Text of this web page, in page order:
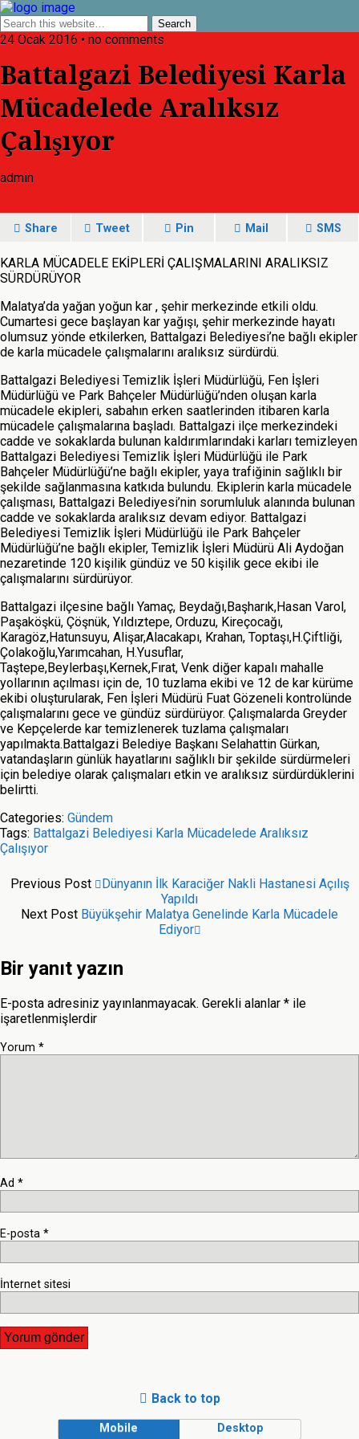
24 Ocak 2016 • no comments
Battalgazi Belediyesi Karla
Mücadelede Aralıksız
Çalışıyor
admin
Share Tweet Pin Mail SMS
KARLA MÜCADELE EKİPLERİ ÇALIŞMALARINI ARALIKSIZ
SÜRDÜRÜYOR
Malatya’da yağan yoğun kar , şehir merkezinde etkili oldu.
Cumartesi gece başlayan kar yağışı, şehir merkezinde hayatı
olumsuz yönde etkilerken, Battalgazi Belediyesi’ne bağlı ekipler
de karla mücadele çalışmalarını aralıksız sürdürdü.
Battalgazi Belediyesi Temizlik İşleri Müdürlüğü, Fen İşleri
Müdürlüğü ve Park Bahçeler Müdürlüğü’nden oluşan karla
mücadele ekipleri, sabahın erken saatlerinden itibaren karla
mücadele çalışmalarına başladı. Battalgazi ilçe merkezindeki
cadde ve sokaklarda bulunan kaldırımlarındaki karları temizleyen
Battalgazi Belediyesi Temizlik İşleri Müdürlüğü ile Park
Bahçeler Müdürlüğü’ne bağlı ekipler, yaya trafiğinin sağlıklı bir
şekilde sağlanmasına katkıda bulundu. Ekiplerin karla mücadele
çalışması, Battalgazi Belediyesi’nin sorumluluk alanında bulunan
cadde ve sokaklarda aralıksız devam ediyor. Battalgazi
Belediyesi Temizlik İşleri Müdürlüğü ile Park Bahçeler
Müdürlüğü’ne bağlı ekipler, Temizlik İşleri Müdürü Ali Aydoğan
nezaretinde 120 kişilik gündüz ve 50 kişilik gece ekibi ile
çalışmalarını sürdürüyor.
Battalgazi ilçesine bağlı Yamaç, Beydağı,Başharık,Hasan Varol,
Paşaköşkü, Çöşnük, Yıldıztepe, Orduzu, Kireçocağı,
Karagöz,Hatunsuyu, Alişar,Alacakapı, Krahan, Toptaşı,H.Çiftliği,
Çolakoğlu,Yarımcahan, H.Yusuflar,
Taştepe,Beylerbaşı,Kernek,Fırat, Venk diğer kapalı mahalle
yollarının açılması için de, 10 tuzlama ekibi ve 12 de kar kürüme
ekibi oluşturularak, Fen İşleri Müdürü Fuat Gözeneli kontrolünde
çalışmalarını gece ve gündüz sürdürüyor. Çalışmalarda Greyder
ve Kepçelerde kar temizlenerek tuzlama çalışmaları
yapılmakta.Battalgazi Belediye Başkanı Selahattin Gürkan,
vatandaşların günlük hayatlarını sağlıklı bir şekilde sürdürmeleri
için belediye olarak çalışmaları etkin ve aralıksız sürdürdüklerini
belirtti.
Categories: Gündem
Tags: Battalgazi Belediyesi Karla Mücadelede Aralıksız
Çalışıyor
Previous Post
Dünyanın İlk Karaciğer Nakli Hastanesi Açılış
Yapıldı
Next Post Büyükşehir Malatya Genelinde Karla Mücadele
Ediyor
Bir yanıt yazın
E-posta adresiniz yayınlanmayacak. Gerekli alanlar * ile
işaretlenmişlerdir
Yorum *
Ad *
E-posta *
İnternet sitesi
Back to top
Mobile Desktop